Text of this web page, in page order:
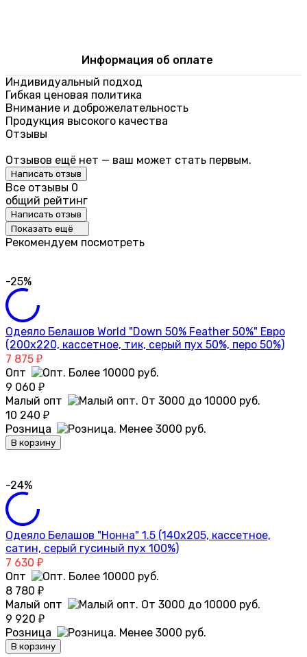
Информация об оплате
Индивидуальный подход
Гибкая ценовая политика
Внимание и доброжелательность
Продукция высокого качества
Отзывы
Отзывов ещё нет — ваш может стать первым.
Написать отзыв
Все отзывы 0
общий рейтинг
Написать отзыв
Показать ещё
Рекомендуем посмотреть
-25%
Одеяло Белашов World "Down 50% Feather 50%" Евро
(200х220, кассетное, тик, серый пух 50%, перо 50%)
7 875 ₽
Опт
9 060 ₽
Малый опт
10 240 ₽
Розница
В корзину
-24%
Одеяло Белашов "Нонна" 1.5 (140х205, кассетное,
сатин, серый гусиный пух 100%)
7 630 ₽
Опт
8 780 ₽
Малый опт
9 920 ₽
Розница
В корзину